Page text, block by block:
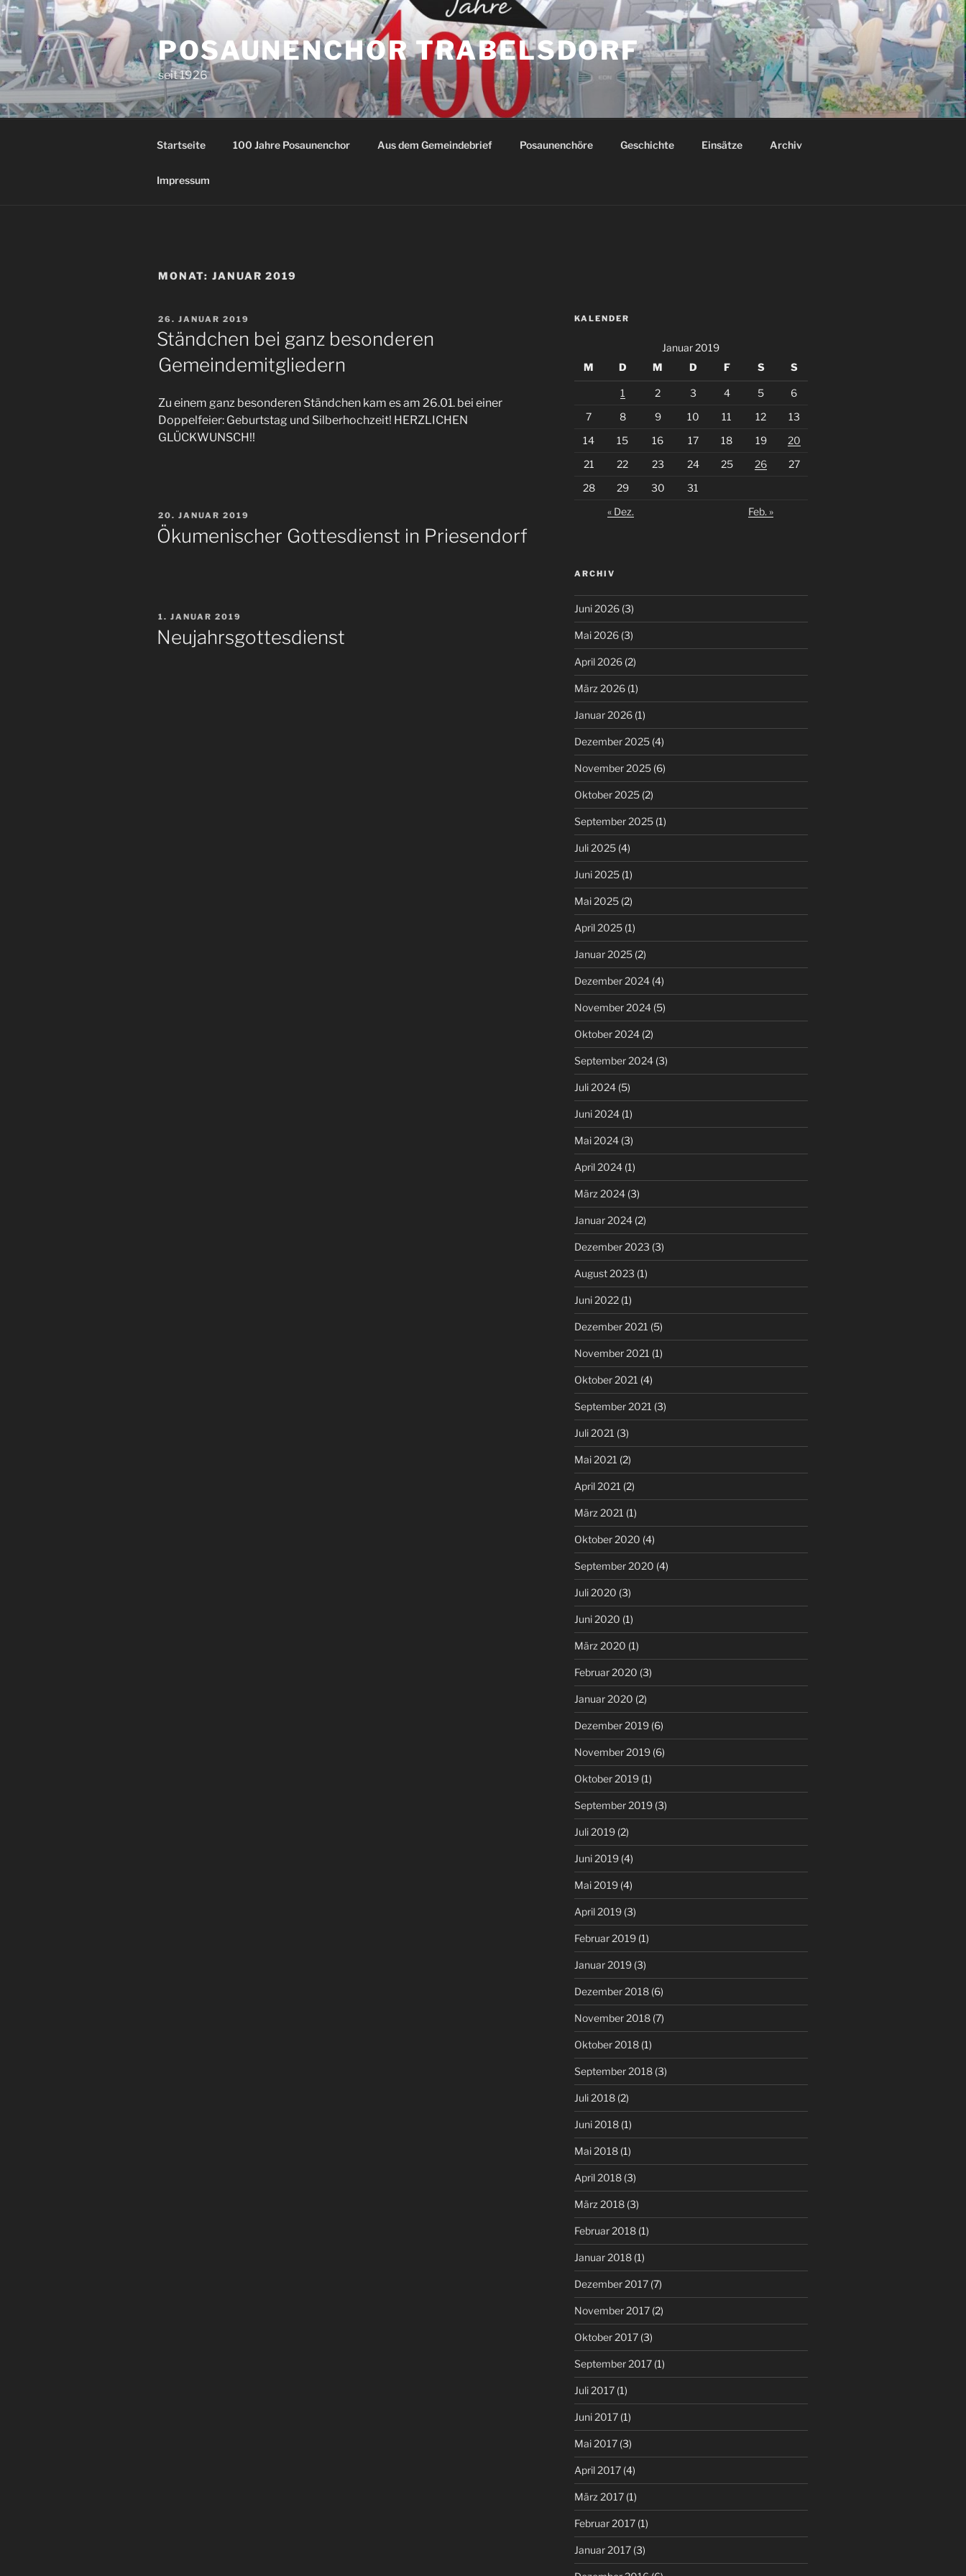
Zum
Inhalt
springen
POSAUNENCHOR TRABELSDORF
seit 1926
Startseite 100 Jahre Posaunenchor Aus dem Gemeindebrief Posaunenchöre Geschichte Einsätze Archiv
Impressum
MONAT: JANUAR 2019
VERÖFFENTLICHT
AM
26. JANUAR 2019
Ständchen bei ganz besonderen
Gemeindemitgliedern
Zu einem ganz besonderen Ständchen kam es am 26.01. bei einer
Doppelfeier: Geburtstag und Silberhochzeit! HERZLICHEN
GLÜCKWUNSCH!!
VERÖFFENTLICHT
AM
20. JANUAR 2019
Ökumenischer Gottesdienst in Priesendorf
VERÖFFENTLICHT
AM
1. JANUAR 2019
Neujahrsgottesdienst
KALENDER
Januar 2019
M
D M D F S S
1 2 3 4 5
6
7
8 9 10 11 12
13
14
15 16 17 18 19
20
21
22 23 24 25 26
27
28
29 30
31
« Dez.
Feb. »
ARCHIV
Juni 2026(3)
Mai 2026(3)
April 2026(2)
März 2026(1)
Januar 2026(1)
Dezember 2025(4)
November 2025(6)
Oktober 2025(2)
September 2025(1)
Juli 2025(4)
Juni 2025(1)
Mai 2025(2)
April 2025(1)
Januar 2025(2)
Dezember 2024(4)
November 2024(5)
Oktober 2024(2)
September 2024(3)
Juli 2024(5)
Juni 2024(1)
Mai 2024(3)
April 2024(1)
März 2024(3)
Januar 2024(2)
Dezember 2023 (3)
August 2023 (1)
Juni 2022(1)
Dezember 2021 (5)
November 2021 (1)
Oktober 2021 (4)
September 2021 (3)
Juli 2021 (3)
Mai 2021 (2)
April 2021 (2)
März 2021 (1)
Oktober 2020 (4)
September 2020 (4)
Juli 2020 (3)
Juni 2020 (1)
März 2020 (1)
Februar 2020 (3)
Januar 2020 (2)
Dezember 2019(6)
November 2019(6)
Oktober 2019(1)
September 2019(3)
Juli 2019(2)
Juni 2019(4)
Mai 2019(4)
April 2019(3)
Februar 2019(1)
Januar 2019(3)
Dezember 2018(6)
November 2018(7)
Oktober 2018(1)
September 2018(3)
Juli 2018(2)
Juni 2018(1)
Mai 2018(1)
April 2018(3)
März 2018(3)
Februar 2018(1)
Januar 2018(1)
Dezember 2017(7)
November 2017(2)
Oktober 2017(3)
September 2017(1)
Juli 2017(1)
Juni 2017(1)
Mai 2017(3)
April 2017(4)
März 2017(1)
Februar 2017(1)
Januar 2017(3)